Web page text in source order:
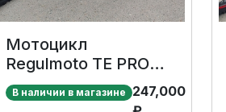
Мотоцикл
Regulmoto TE PRO
NB300
В наличии в магазине 247,000